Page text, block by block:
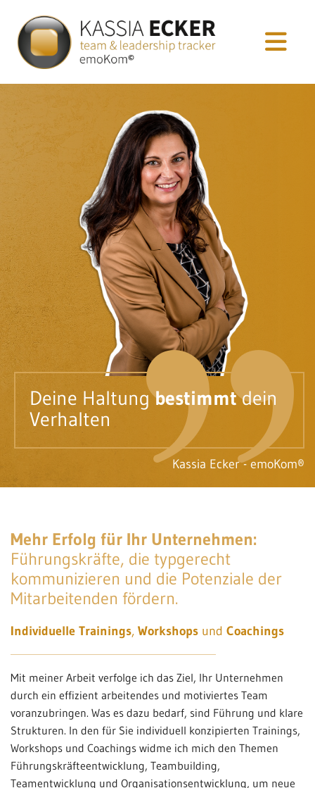
Deine Haltungbestimmtdein
Verhalten
Kassia Ecker - emoKom®
Mehr Erfolg für Ihr Unternehmen:
Führungskräfte, die typgerecht
kommunizieren und die Potenziale der
Mitarbeitenden fördern.
Individuelle Trainings, Workshops und Coachings
Mit meiner Arbeit verfolge ich das Ziel, Ihr Unternehmen
durch ein effizient arbeitendes und motiviertes Team
voranzubringen. Was es dazu bedarf, sind Führung und klare
Strukturen. In den für Sie individuell konzipierten Trainings,
Workshops und Coachings widme ich mich den Themen
Führungskräfteentwicklung, Teambuilding,
Teamentwicklung und Organisationsentwicklung, um neue